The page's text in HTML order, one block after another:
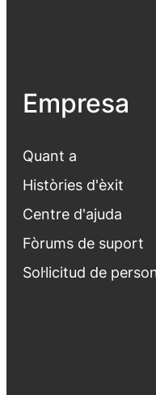
Empresa
Quant a
Històries d'èxit
Centre d'ajuda
Fòrums de suport
Sol·licitud de